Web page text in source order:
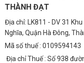
THÀNH ĐẠT
Địa chỉ: LK811 - DV 31
Nghĩa, Quận Hà Đông,
Mã số thuế : 0109594143
Địa chỉ Thuế : Số 938